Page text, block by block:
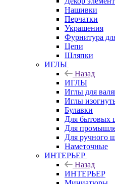
Нашивки
Перчатки
Украшения
Фурнитура
Цепи
Шляпки
ИГЛЫ
Назад
ИГЛЫ
Иглы для
Иглы
Булавки
Для бытовых
Для
Для ручного
Наметочные
ИНТЕРЬЕР
Назад
ИНТЕРЬЕР